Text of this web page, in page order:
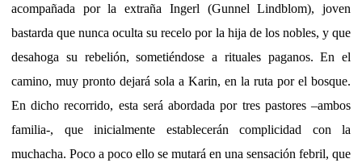
acompañada por la extraña Ingerl (Gunnel Lindblom), joven
bastarda que nunca oculta su recelo por la hija de los nobles, y que
desahoga su rebelión, sometiéndose a rituales paganos. En el
camino, muy pronto dejará sola a Karin, en la ruta por el bosque.
En dicho recorrido, esta será abordada por tres pastores –ambos
familia-, que inicialmente establecerán complicidad con la
muchacha. Poco a poco ello se mutará en una sensación febril, que